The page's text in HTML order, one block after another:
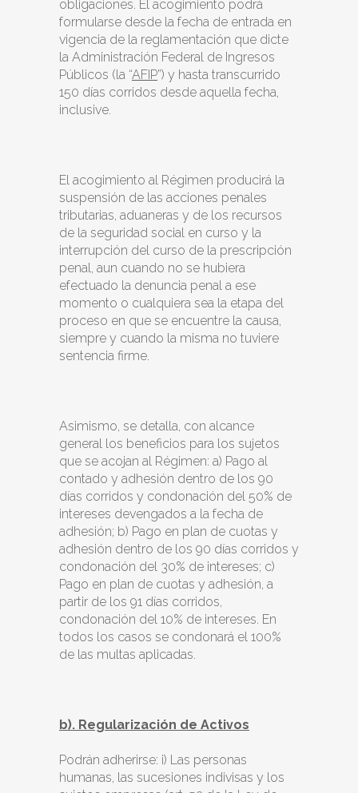
obligaciones. El acogimiento podrá
formularse desde la fecha de entrada en
vigencia de la reglamentación que dicte
la Administración Federal de Ingresos
Públicos (la “AFIP”) y hasta transcurrido
150 días corridos desde aquella fecha,
inclusive.
El acogimiento al Régimen producirá la
suspensión de las acciones penales
tributarias, aduaneras y de los recursos
de la seguridad social en curso y la
interrupción del curso de la prescripción
penal, aun cuando no se hubiera
efectuado la denuncia penal a ese
momento o cualquiera sea la etapa del
proceso en que se encuentre la causa,
siempre y cuando la misma no tuviere
sentencia firme.
Asimismo, se detalla, con alcance
general los beneficios para los sujetos
que se acojan al Régimen: a) Pago al
contado y adhesión dentro de los 90
días corridos y condonación del 50% de
intereses devengados a la fecha de
adhesión; b) Pago en plan de cuotas y
adhesión dentro de los 90 días corridos y
condonación del 30% de intereses; c)
Pago en plan de cuotas y adhesión, a
partir de los 91 días corridos,
condonación del 10% de intereses. En
todos los casos se condonará el 100%
de las multas aplicadas.
b). Regularización de Activos
Podrán adherirse: i) Las personas
humanas, las sucesiones indivisas y los